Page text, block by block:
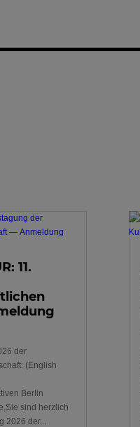
11.
der
(English
Berlin
sind herzlich
der...